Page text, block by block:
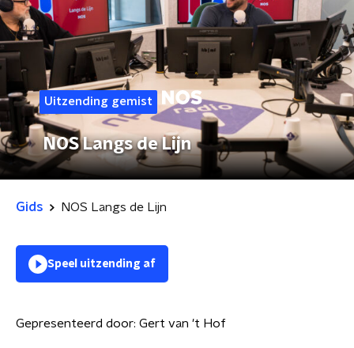
Uitzending gemist
NOS Langs de Lijn
Gids NOS Langs de Lijn
Speel uitzending af
Gepresenteerd door: Gert van 't Hof